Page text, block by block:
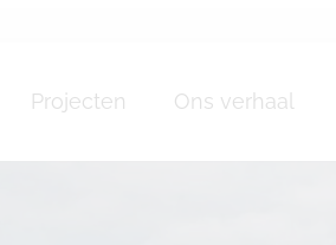
Projecten Ons verhaal